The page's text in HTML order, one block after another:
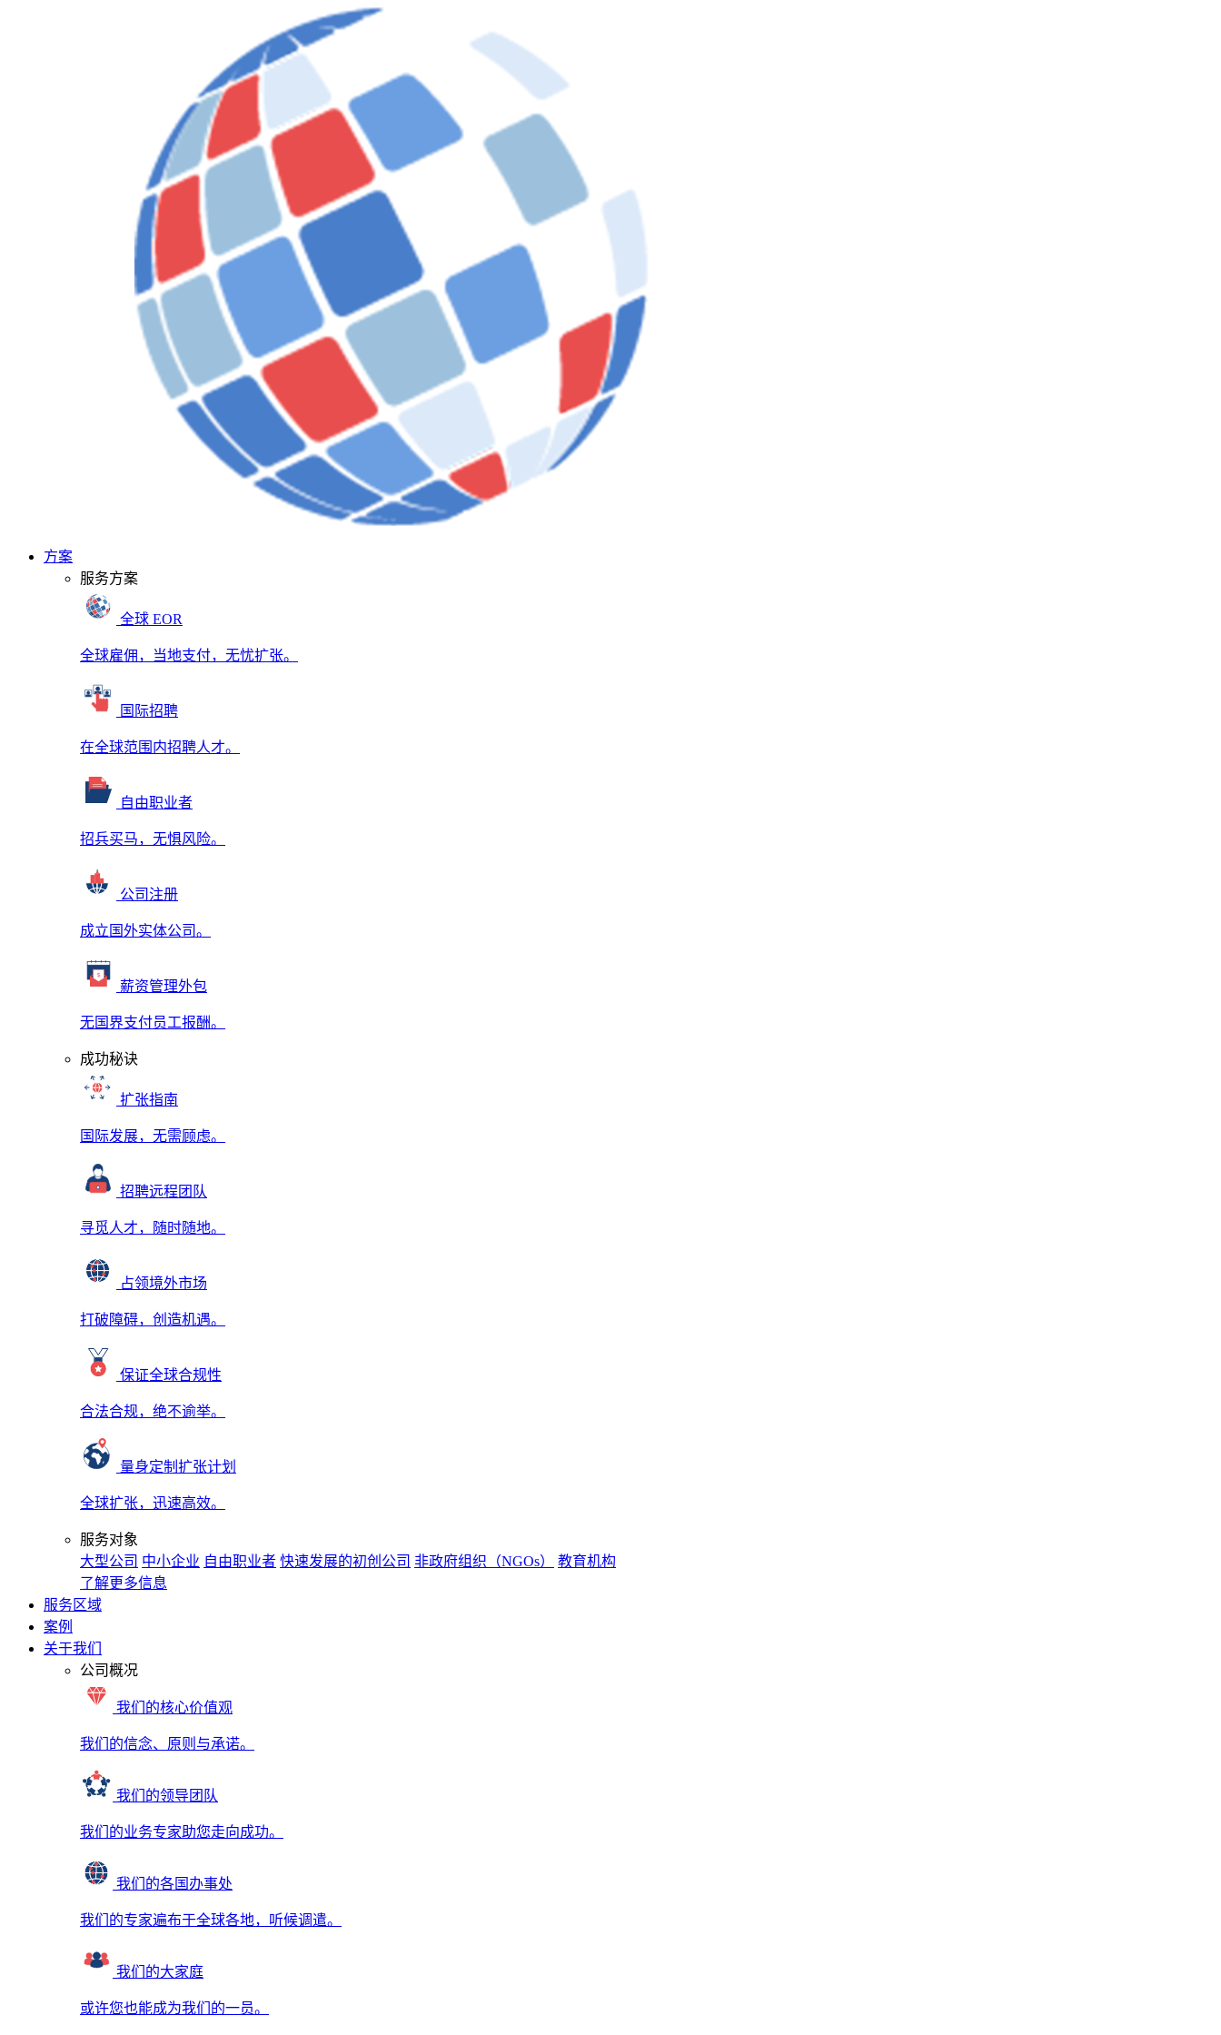
方案
服务方案
全球 EOR
全球雇佣，当地支付，无忧扩张。
国际招聘
在全球范围内招聘人才。
自由职业者
招兵买马，无惧风险。
公司注册
成立国外实体公司。
薪资管理外包
无国界支付员工报酬。
成功秘诀
扩张指南
国际发展，无需顾虑。
招聘远程团队
寻觅人才，随时随地。
占领境外市场
打破障碍，创造机遇。
保证全球合规性
合法合规，绝不逾举。
量身定制扩张计划
全球扩张，迅速高效。
服务对象
大型公司 中小企业 自由职业者 快速发展的初创公司 非政府组织（NGOs）
教育机构
了解更多信息
服务区域
案例
关于我们
公司概况
我们的核心价值观
我们的信念、原则与承诺。
我们的领导团队
我们的业务专家助您走向成功。
我们的各国办事处
我们的专家遍布于全球各地，听候调遣。
我们的大家庭
或许您也能成为我们的一员。